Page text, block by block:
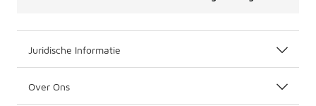
Juridische Informatie
Over Ons